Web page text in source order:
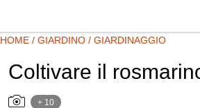
HOME / GIARDINO / GIARDINAGGIO
Coltivare il
+ 10